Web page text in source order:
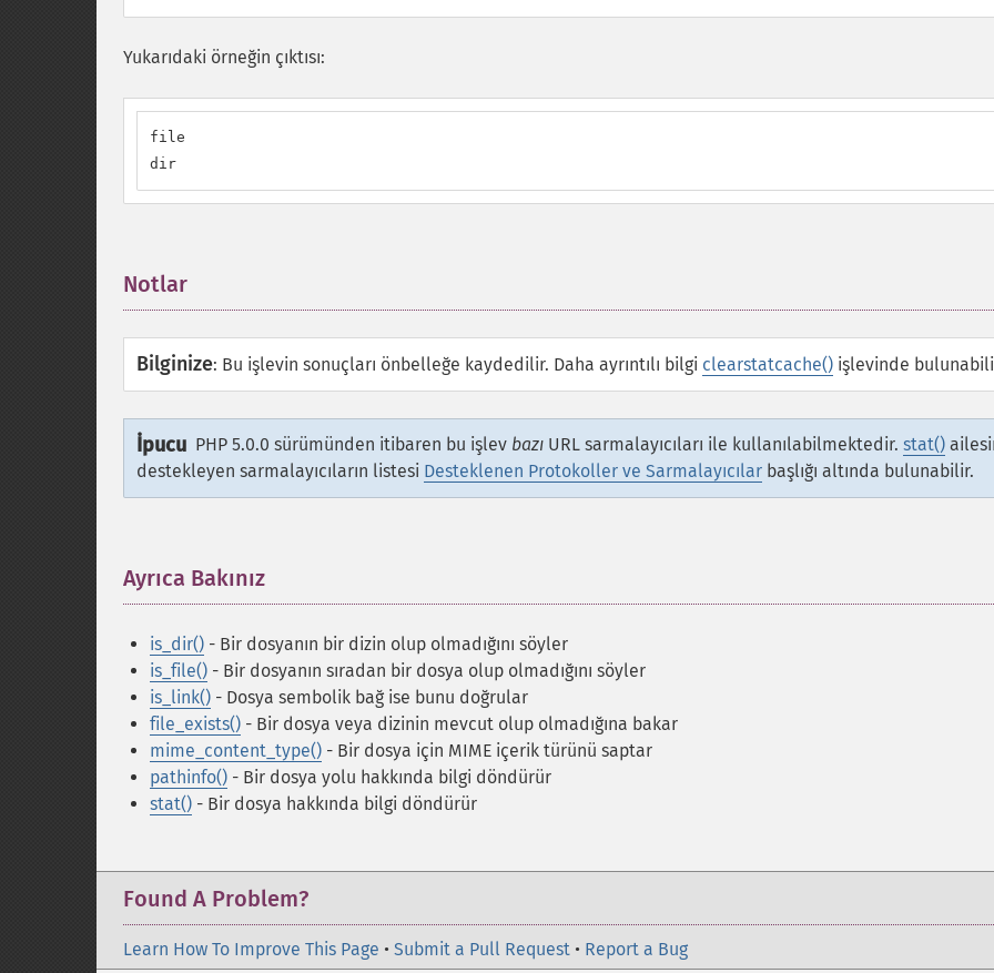
Yukarıdaki örneğin çıktısı:
file
dir
Notlar
Bilginize: Bu işlevin sonuçları önbelleğe kaydedilir. Daha ayrıntılı bilgi clearstatcache() işlevinde
İpucu PHP 5.0.0 sürümünden itibaren bu işlev bazı URL sarmalayıcıları ile kullanılabilmektedir. stat()
destekleyen sarmalayıcıların listesi Desteklenen Protokoller ve Sarmalayıcılar başlığı altında bulunabilir.
Ayrıca Bakınız
is_dir() - Bir dosyanın bir dizin olup olmadığını söyler
is_file() - Bir dosyanın sıradan bir dosya olup olmadığını söyler
is_link() - Dosya sembolik bağ ise bunu doğrular
file_exists() - Bir dosya veya dizinin mevcut olup olmadığına bakar
mime_content_type() - Bir dosya için MIME içerik türünü saptar
pathinfo() - Bir dosya yolu hakkında bilgi döndürür
stat() - Bir dosya hakkında bilgi döndürür
Found A Problem?
Learn How To Improve This Page • Submit a Pull Request • Report a Bug